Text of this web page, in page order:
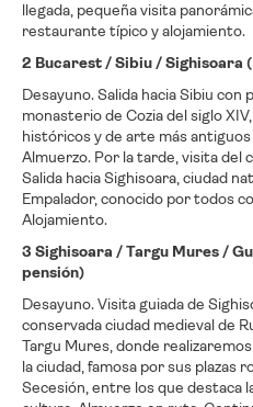
llegada, pequeña visita
restaurante típico y alojamiento.
2 Bucarest / Sibiu / Sighisoara
Desayuno. Salida hacia Sibiu con
monasterio de Cozia del siglo
históricos y de arte más antiguos
Almuerzo. Por la tarde, visita del
Salida hacia Sighisoara, ciudad
Empalador, conocido por todos
Alojamiento.
3 Sighisoara / Targu Mures /
pensión)
Desayuno. Visita guiada de
conservada ciudad medieval de
Targu Mures, donde
la ciudad, famosa por sus plazas
Secesión, entre los que destaca